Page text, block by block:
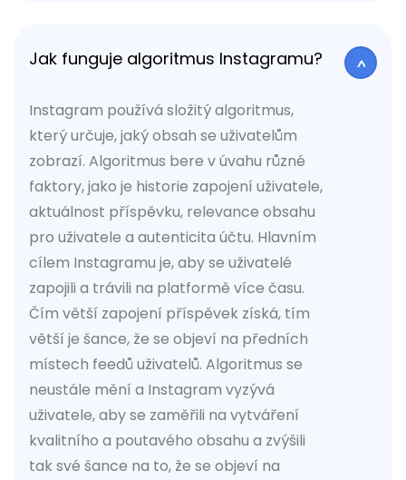
Jak funguje algoritmus Instagramu?
Instagram používá složitý algoritmus,
který určuje, jaký obsah se uživatelům
zobrazí. Algoritmus bere v úvahu různé
faktory, jako je historie zapojení uživatele,
aktuálnost příspěvku, relevance obsahu
pro uživatele a autenticita účtu. Hlavním
cílem Instagramu je, aby se uživatelé
zapojili a trávili na platformě více času.
Čím větší zapojení příspěvek získá, tím
větší je šance, že se objeví na předních
místech feedů uživatelů. Algoritmus se
neustále mění a Instagram vyzývá
uživatele, aby se zaměřili na vytváření
kvalitního a poutavého obsahu a zvýšili
tak své šance na to, že se objeví na